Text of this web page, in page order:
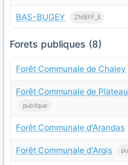
BAS-BUGEY ZNIEFF_II
Forets publiques (8)
Forêt Communale de Chaley
Forêt Communale de
publique
Forêt Communale d'Arandas
Forêt Communale d'Argis